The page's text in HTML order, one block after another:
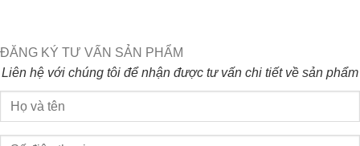
ĐĂNG KÝ TƯ VẤN SẢN PHẨM
Liên hệ với chúng tôi để nhận được tư vấn chi tiết về sản phẩm